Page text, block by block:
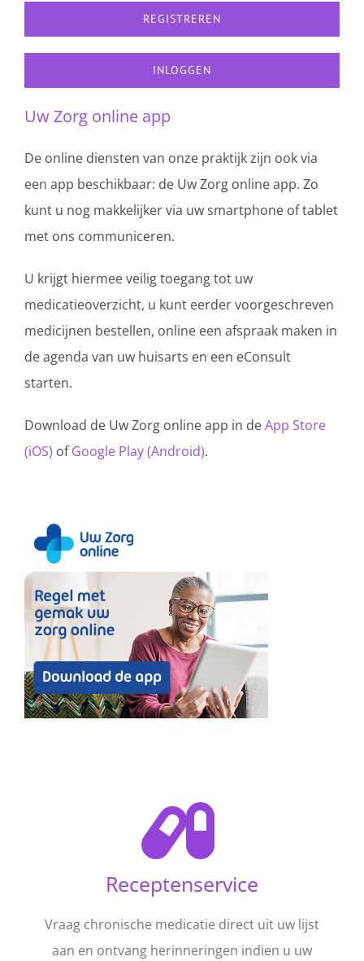
REGISTREREN
INLOGGEN
Uw Zorg online app
De online diensten van onze praktijk zijn ook via
een app beschikbaar: de Uw Zorg online app. Zo
kunt u nog makkelijker via uw smartphone of tablet
met ons communiceren.
U krijgt hiermee veilig toegang tot uw
medicatieoverzicht, u kunt eerder voorgeschreven
medicijnen bestellen, online een afspraak maken in
de agenda van uw huisarts en een eConsult
starten.
Download de Uw Zorg online app in deApp Store
(iOS) ofGoogle Play (Android).
Receptenservice
Vraag chronische medicatie direct uit uw lijst
aan en ontvang herinneringen indien u uw